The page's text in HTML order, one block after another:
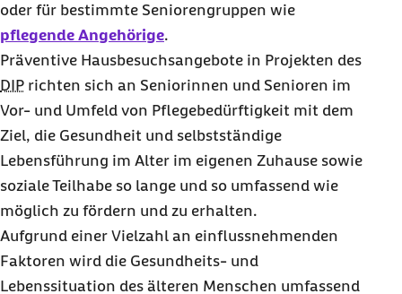
oder für bestimmte Seniorengruppen wie
pflegende Angehörige.
Präventive Hausbesuchsangebote in Projekten des
DIP richten sich an Seniorinnen und Senioren im
Vor- und Umfeld von Pflegebedürftigkeit mit dem
Ziel, die Gesundheit und selbstständige
Lebensführung im Alter im eigenen Zuhause sowie
soziale Teilhabe so lange und so umfassend wie
möglich zu fördern und zu erhalten.
Aufgrund einer Vielzahl an einflussnehmenden
Faktoren wird die Gesundheits- und
Lebenssituation des älteren Menschen umfassend